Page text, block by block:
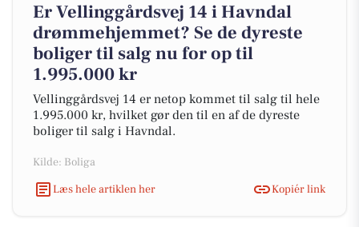
Er Vellinggårdsvej 14 i Havndal
drømmehjemmet? Se de dyreste
boliger til salg nu for op til
1.995.000 kr
Vellinggårdsvej 14 er netop kommet til salg til hele
1.995.000 kr, hvilket gør den til en af de dyreste
boliger til salg i Havndal.
Kilde: Boliga
Læs hele artiklen her
Kopiér link